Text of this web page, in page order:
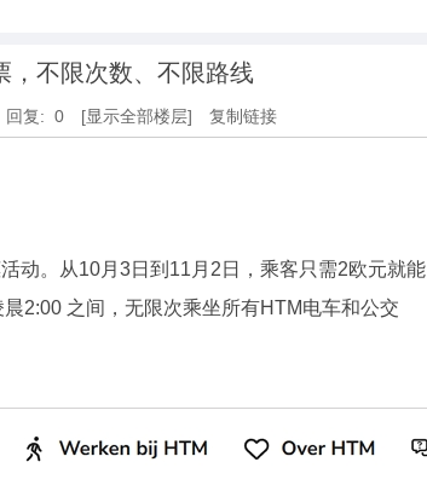
，不限次数、不限路线
回复: 0 [显示全部楼层] 复制链接
动。从10月3日到11月2日，乘客只需2欧元就能
2:00 之间，无限次乘坐所有HTM电车和公交